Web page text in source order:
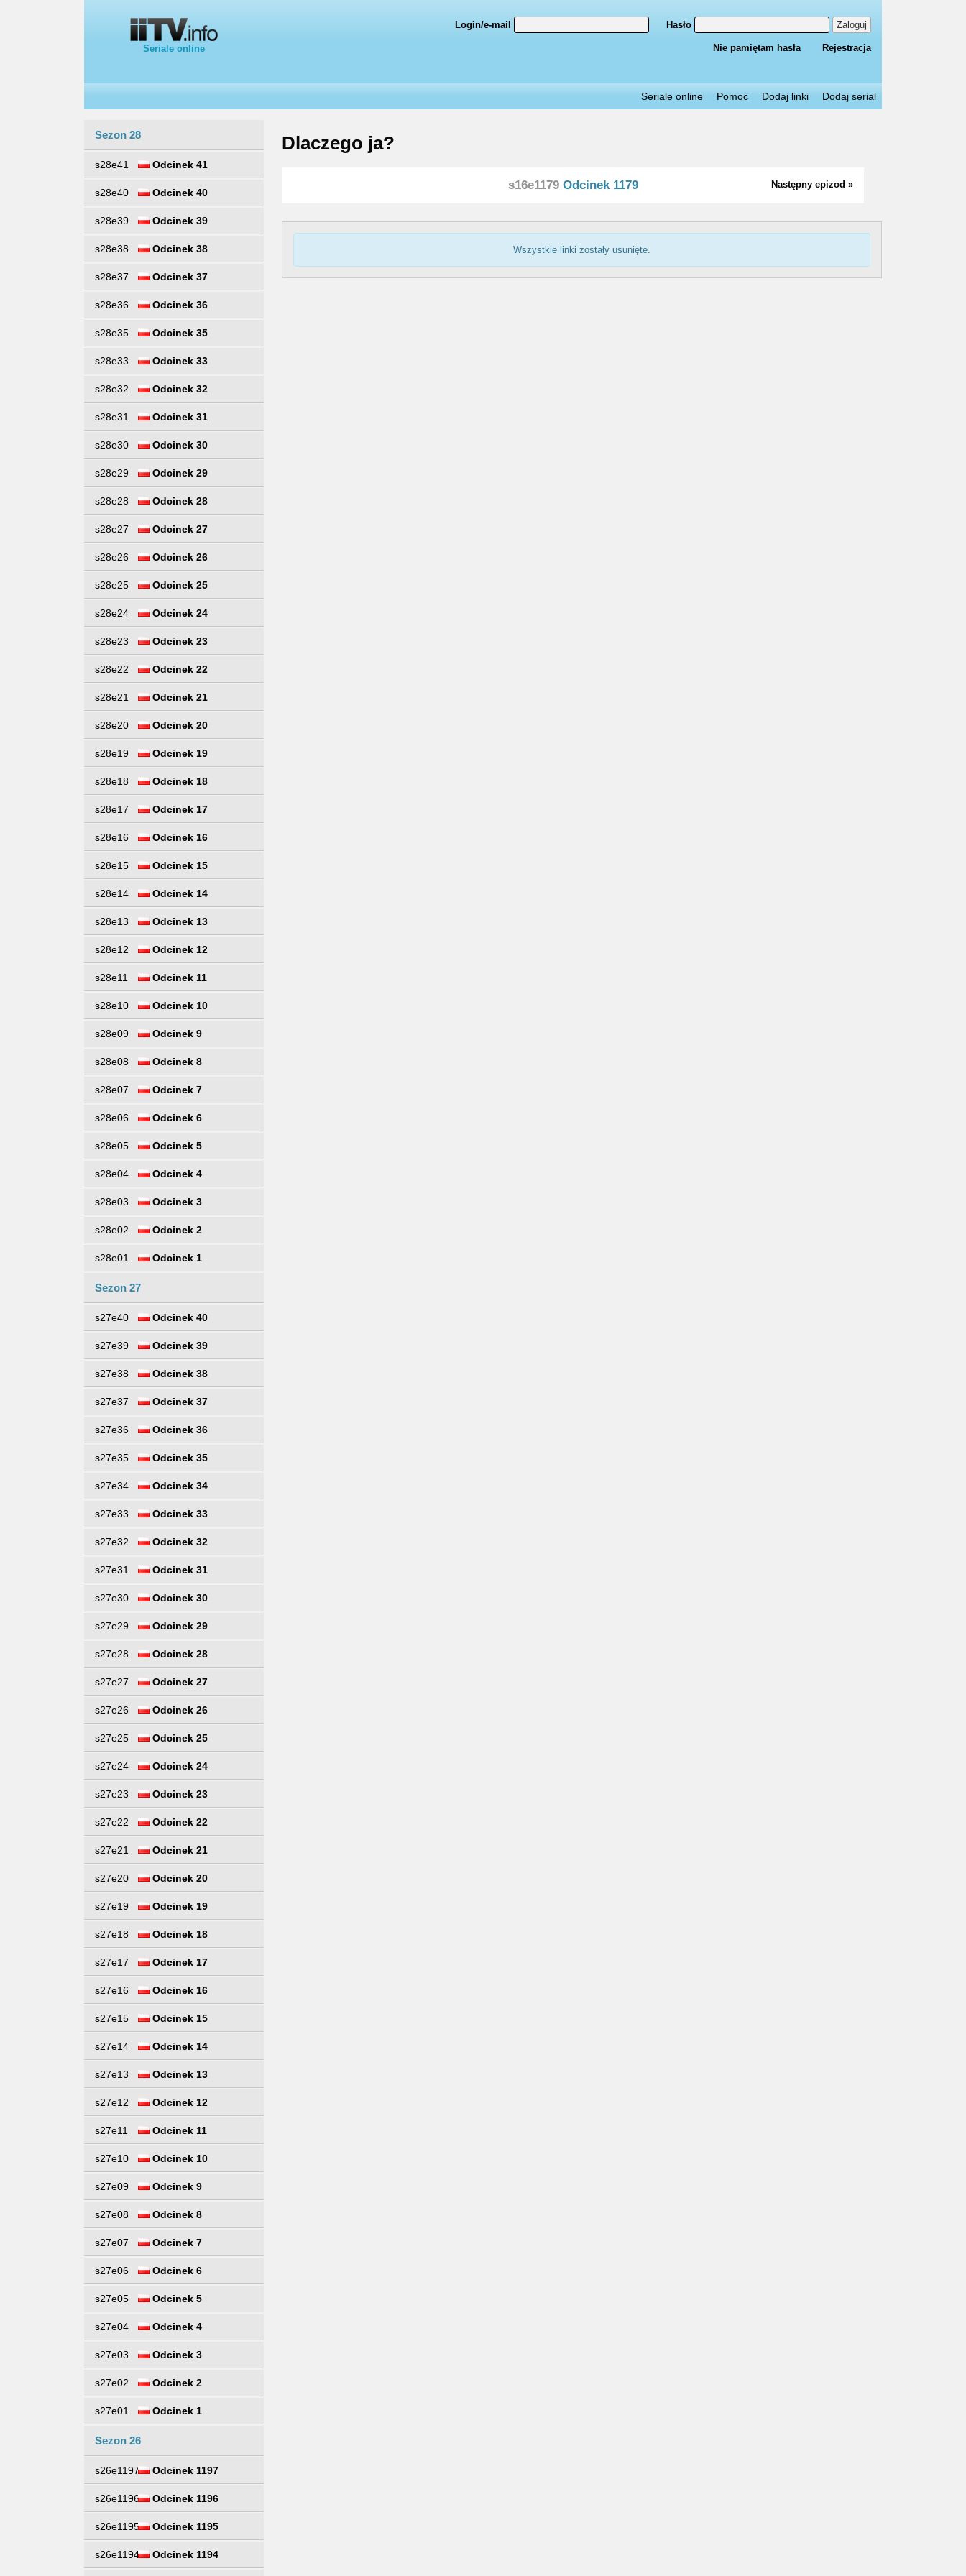
Seriale online
Login/e-mail Hasło Zaloguj
Nie pamiętam hasła Rejestracja
Seriale online Pomoc Dodaj linki Dodaj serial
Sezon 28
s28e41 Odcinek 41
s28e40 Odcinek 40
s28e39 Odcinek 39
s28e38 Odcinek 38
s28e37 Odcinek 37
s28e36 Odcinek 36
s28e35 Odcinek 35
s28e33 Odcinek 33
s28e32 Odcinek 32
s28e31 Odcinek 31
s28e30 Odcinek 30
s28e29 Odcinek 29
s28e28 Odcinek 28
s28e27 Odcinek 27
s28e26 Odcinek 26
s28e25 Odcinek 25
s28e24 Odcinek 24
s28e23 Odcinek 23
s28e22 Odcinek 22
s28e21 Odcinek 21
s28e20 Odcinek 20
s28e19 Odcinek 19
s28e18 Odcinek 18
s28e17 Odcinek 17
s28e16 Odcinek 16
s28e15 Odcinek 15
s28e14 Odcinek 14
s28e13 Odcinek 13
s28e12 Odcinek 12
s28e11 Odcinek 11
s28e10 Odcinek 10
s28e09 Odcinek 9
s28e08 Odcinek 8
s28e07 Odcinek 7
s28e06 Odcinek 6
s28e05 Odcinek 5
s28e04 Odcinek 4
s28e03 Odcinek 3
s28e02 Odcinek 2
s28e01 Odcinek 1
Sezon 27
s27e40 Odcinek 40
s27e39 Odcinek 39
s27e38 Odcinek 38
s27e37 Odcinek 37
s27e36 Odcinek 36
s27e35 Odcinek 35
s27e34 Odcinek 34
s27e33 Odcinek 33
s27e32 Odcinek 32
s27e31 Odcinek 31
s27e30 Odcinek 30
s27e29 Odcinek 29
s27e28 Odcinek 28
s27e27 Odcinek 27
s27e26 Odcinek 26
s27e25 Odcinek 25
s27e24 Odcinek 24
s27e23 Odcinek 23
s27e22 Odcinek 22
s27e21 Odcinek 21
s27e20 Odcinek 20
s27e19 Odcinek 19
s27e18 Odcinek 18
s27e17 Odcinek 17
s27e16 Odcinek 16
s27e15 Odcinek 15
s27e14 Odcinek 14
s27e13 Odcinek 13
s27e12 Odcinek 12
s27e11 Odcinek 11
s27e10 Odcinek 10
s27e09 Odcinek 9
s27e08 Odcinek 8
s27e07 Odcinek 7
s27e06 Odcinek 6
s27e05 Odcinek 5
s27e04 Odcinek 4
s27e03 Odcinek 3
s27e02 Odcinek 2
s27e01 Odcinek 1
Sezon 26
s26e1197 Odcinek 1197
s26e1196 Odcinek 1196
s26e1195 Odcinek 1195
s26e1194 Odcinek 1194
Dlaczego ja?
Następny epizod »
s16e1179Odcinek 1179
Wszystkie linki zostały usunięte.